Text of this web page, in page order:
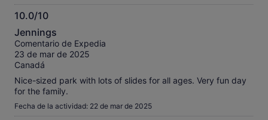
10.0/10
10.0
sobre
10
Jennings
Comentario de Expedia
23 de mar de 2025
Canadá
Nice-sized park with lots of slides for all ages. Very fun day
for the family.
Fecha de la actividad: 22 de mar de 2025